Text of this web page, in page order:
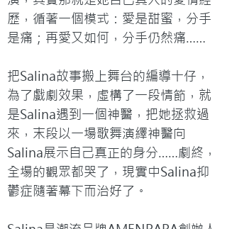
歷，循著一個模式：愛是甜蜜，分手
是痛；再愛又如何，分手仍然痛……
把Salina故事搬上舞台的編導十仔，
為了戲劇效果，虛構了一段情節，就
是Salina遇到一個神醫，把她拯救過
來，末段以一場歌舞演繹神醫向
Salina展示自己真正的身分……劇終，
全場的觀眾都哭了，現實中Salina抑
鬱症隨著幕下而治好了。